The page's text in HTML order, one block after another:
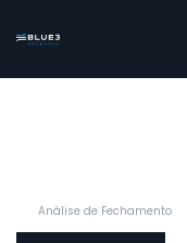
Análise de Fechamento